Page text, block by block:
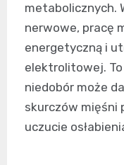
metabolicznych.
nerwowe, pracę
energetyczną i
elektrolitowej. To
niedobór może
skurczów mięśni
uczucie